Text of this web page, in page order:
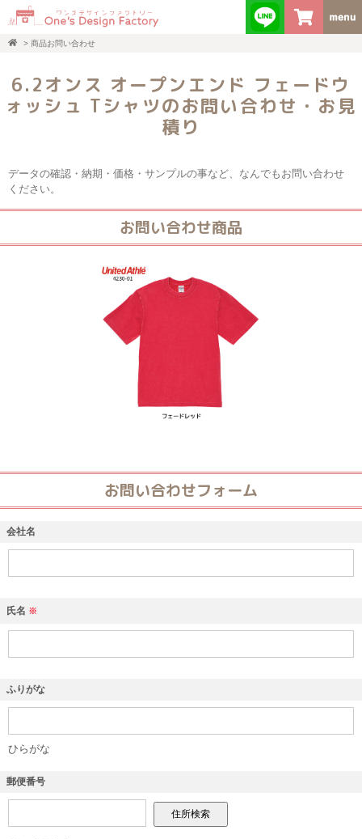
> 商品お問い合わせ
6.2オンス オープンエンド フェードウ
ォッシュ Tシャツのお問い合わせ・お見
積り
データの確認・納期・価格・サンプルの事など、なんでもお問い合わせ
ください。
お問い合わせ商品
お問い合わせフォーム
会社名
氏名 ※
ふりがな
ひらがな
郵便番号